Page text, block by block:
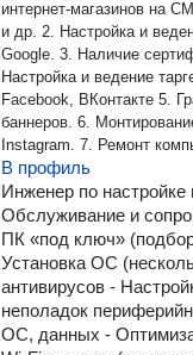
интернет-магазинов на
и др. 2. Настройка и
Google. 3. Наличие
Настройка и ведение
Facebook, ВКонтакте 5.
баннеров. 6.
Instagram. 7. Ремонт
В профиль
Инженер по
Обслуживание и
ПК «под ключ»
Установка ОС
антивирусов -
неполадок
ОС, данных -